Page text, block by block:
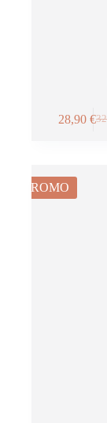
28,90€
PROMO